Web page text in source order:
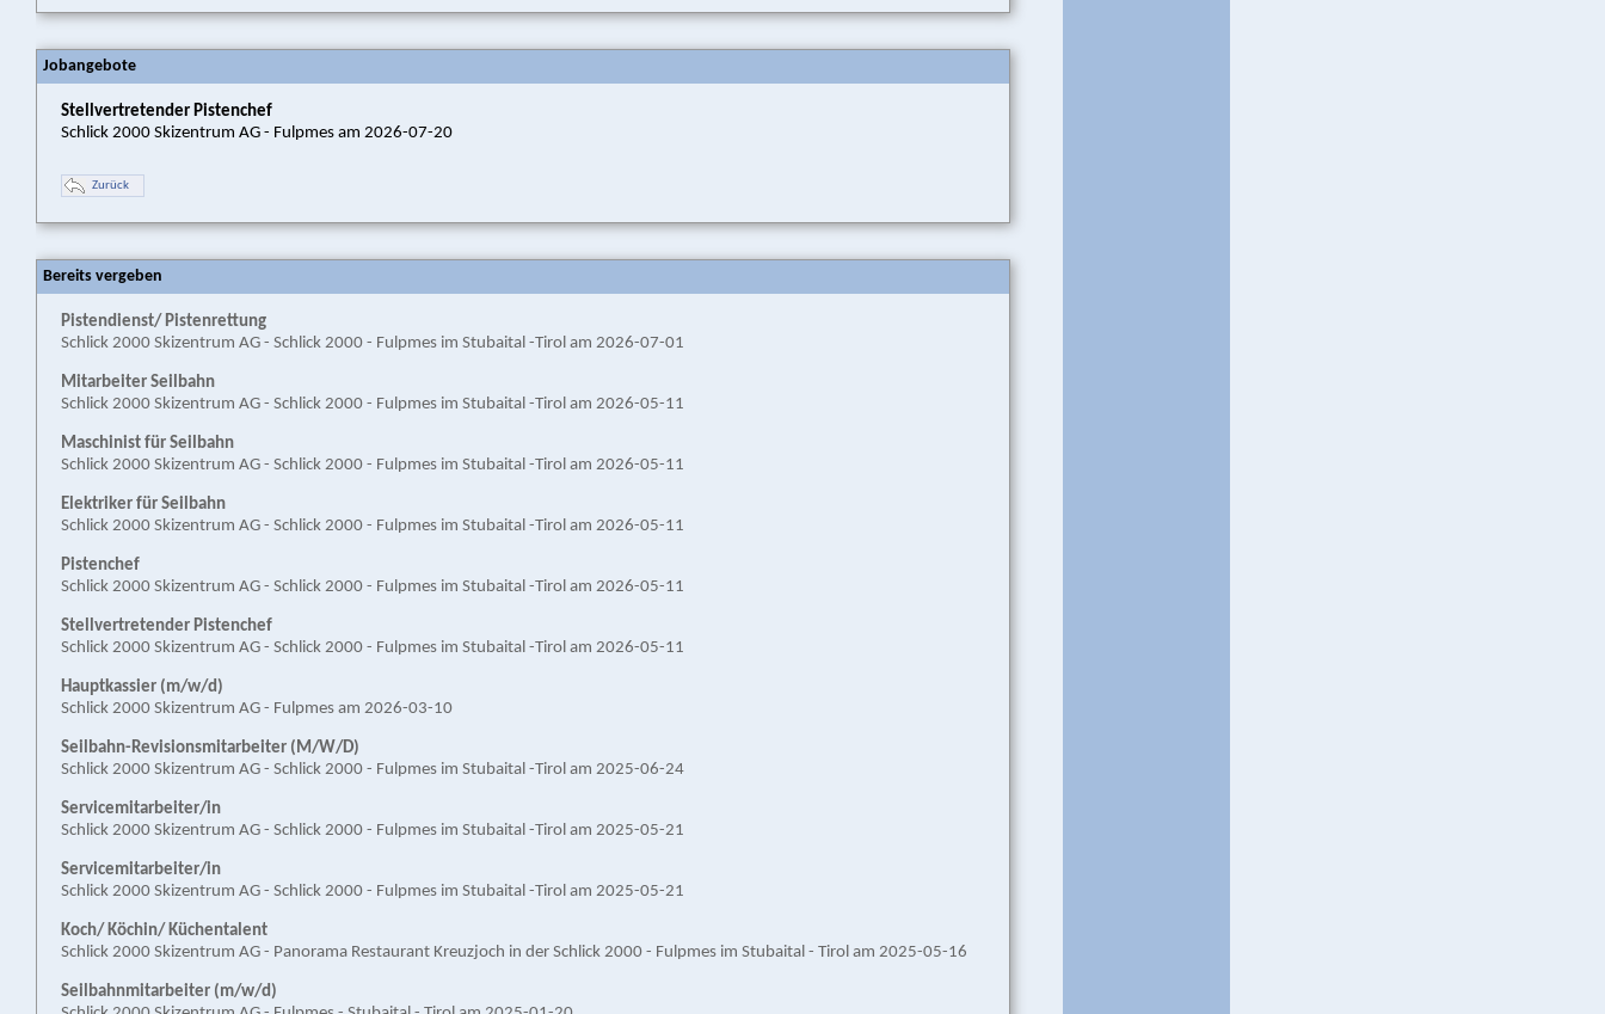
Jobangebote
Stellvertretender Pistenchef
Schlick 2000 Skizentrum AG - Fulpmes am 2026-07-20
Zurück
Bereits vergeben
Pistendienst/ Pistenrettung
Schlick 2000 Skizentrum AG - Schlick 2000 - Fulpmes im Stubaital -Tirol am 2026-07-01
Mitarbeiter Seilbahn
Schlick 2000 Skizentrum AG - Schlick 2000 - Fulpmes im Stubaital -Tirol am 2026-05-11
Maschinist für Seilbahn
Schlick 2000 Skizentrum AG - Schlick 2000 - Fulpmes im Stubaital -Tirol am 2026-05-11
Elektriker für Seilbahn
Schlick 2000 Skizentrum AG - Schlick 2000 - Fulpmes im Stubaital -Tirol am 2026-05-11
Pistenchef
Schlick 2000 Skizentrum AG - Schlick 2000 - Fulpmes im Stubaital -Tirol am 2026-05-11
Stellvertretender Pistenchef
Schlick 2000 Skizentrum AG - Schlick 2000 - Fulpmes im Stubaital -Tirol am 2026-05-11
Hauptkassier (m/w/d)
Schlick 2000 Skizentrum AG - Fulpmes am 2026-03-10
Seilbahn-Revisionsmitarbeiter (M/W/D)
Schlick 2000 Skizentrum AG - Schlick 2000 - Fulpmes im Stubaital -Tirol am 2025-06-24
Servicemitarbeiter/in
Schlick 2000 Skizentrum AG - Schlick 2000 - Fulpmes im Stubaital -Tirol am 2025-05-21
Servicemitarbeiter/in
Schlick 2000 Skizentrum AG - Schlick 2000 - Fulpmes im Stubaital -Tirol am 2025-05-21
Koch/ Köchin/ Küchentalent
Schlick 2000 Skizentrum AG - Panorama Restaurant Kreuzjoch in der Schlick 2000 - Fulpmes im Stubaital - Tirol am 2025-05-16
Seilbahnmitarbeiter (m/w/d)